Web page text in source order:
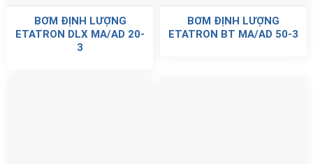
BƠM ĐỊNH LƯỢNG
ETATRON DLX MA/AD 20-
3
BƠM ĐỊNH LƯỢNG
ETATRON BT MA/AD 50-3